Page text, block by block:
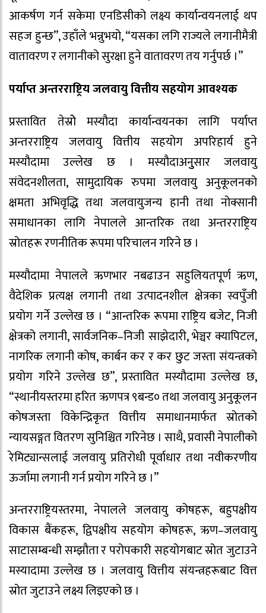
आकर्षण गर्न सकेमा एनडिसीको लक्ष्य कार्यान्वयनलाई थप
सहज हुन्छ”, उहाँले भन्नुभयो, “यसका लगि राज्यले लगानीमैत्री
वातावरण र लगानीको सुरक्षा हुने वातावरण तय गर्नुपर्छ ।”
पर्याप्त अन्तरराष्ट्रिय जलवायु वित्तीय सहयोग आवश्यक
प्रस्तावित तेस्रोे मस्यौदा कार्यान्वयनका लागि पर्याप्त
अन्तरराष्ट्रिय जलवायु वित्तीय सहयोग अपरिहार्य हुने
मस्यौदामा उल्लेख छ । मस्यौदाअनुुसार जलवायु
संवेदनशीलता, सामुदायिक रुपमा जलवायु अनुकूलनको
क्षमता अभिवृद्धि तथा जलवायुजन्य हानी तथा नोक्सानी
समाधानका लागि नेपालले आन्तरिक तथा अन्तरराष्ट्रिय
स्रोतहरू रणनीतिक रूपमा परिचालन गरिने छ ।
मस्यौदामा नेपालले ऋणभार नबढाउन सहुलियतपूर्ण ऋण,
वैदेशिक प्रत्यक्ष लगानी तथा उत्पादनशील क्षेत्रका स्वपुँजी
प्रयोग गर्ने उल्लेख छ । “आन्तरिक रूपमा राष्ट्रिय बजेट, निजी
क्षेत्रको लगानी, सार्वजनिक–निजी साझेदारी, भेञ्चर क्यापिटल,
नागरिक लगानी कोष, कार्बन कर र कर छुट जस्ता संयन्त्रको
प्रयोग गरिने उल्लेख छ”, प्रस्तावित मस्यौदामा उल्लेख छ,
“स्थानीयस्तरमा हरित ऋणपत्र ९बन्ड० तथा जलवायु अनुकूलन
कोषजस्ता विकेन्द्रिकृत वित्तीय समाधानमार्फत स्रोतको
न्यायसङ्गत वितरण सुनिश्चित गरिनेछ । साथै, प्रवासी नेपालीको
रेमिट्यान्सलाई जलवायु प्रतिरोधी पूर्वाधार तथा नवीकरणीय
ऊर्जामा लगानी गर्न प्रयोग गरिने छ ।”
अन्तरराष्ट्रियस्तरमा, नेपालले जलवायु कोषहरू, बहुपक्षीय
विकास बैंकहरू, द्विपक्षीय सहयोग कोषहरू, ऋण–जलवायु
साटासम्बन्धी सम्झौता र परोपकारी सहयोगबाट स्रोत जुटाउने
मस्यादामा उल्लेख छ । जलवायु वित्तीय संयन्त्रहरूबाट वित्त
स्रोत जुटाउने लक्ष्य लिइएको छ ।